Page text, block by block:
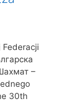
Federacji
–
30th